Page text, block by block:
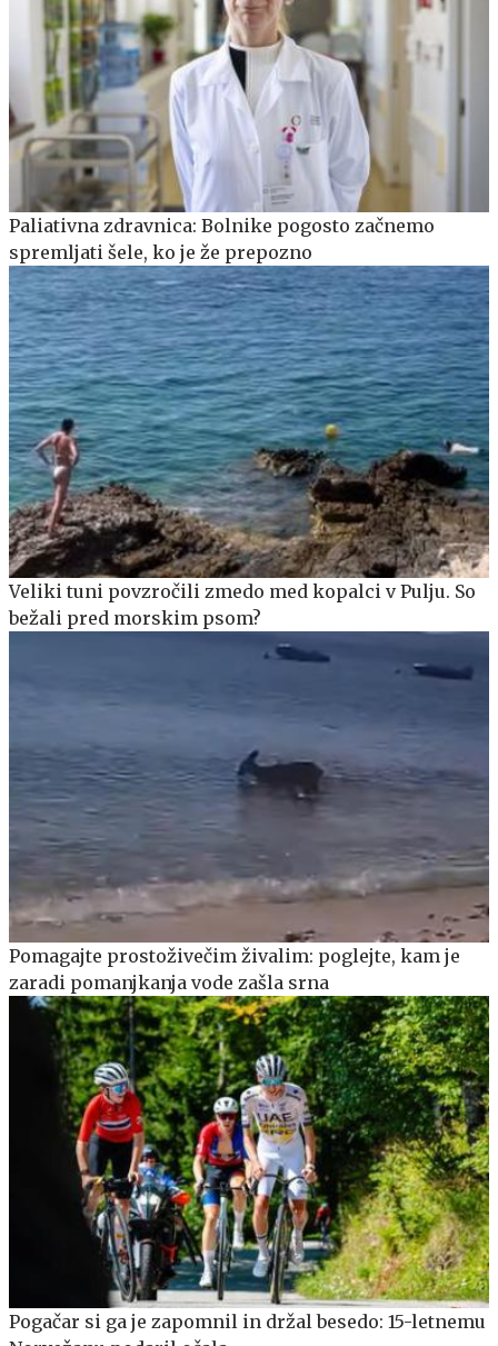
Paliativna zdravnica: Bolnike pogosto začnemo
spremljati šele, ko je že prepozno
Veliki tuni povzročili zmedo med kopalci v Pulju. So
bežali pred morskim psom?
Pomagajte prostoživečim živalim: poglejte, kam je
zaradi pomanjkanja vode zašla srna
Pogačar si ga je zapomnil in držal besedo: 15-letnemu